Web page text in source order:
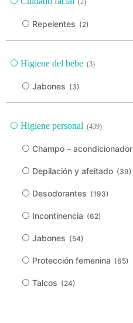
(2)
Repelentes (2)
Higiene del bebe (3)
Jabones (3)
Higiene personal (439)
Champo – acondicionador
Depilación y afeitado (39)
Desodorantes (193)
Incontinencia (62)
Jabones (54)
Protección femenina (65)
Talcos (24)